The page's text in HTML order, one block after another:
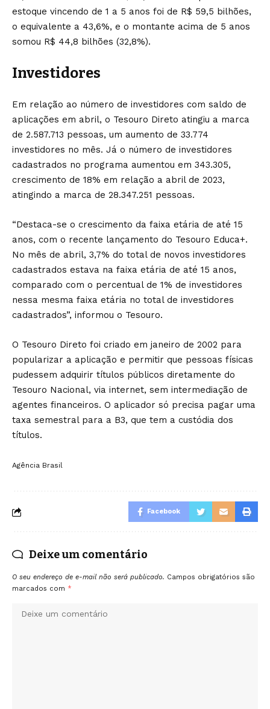
estoque vincendo de 1 a 5 anos foi de R$ 59,5 bilhões,
o equivalente a 43,6%, e o montante acima de 5 anos
somou R$ 44,8 bilhões (32,8%).
Investidores
Em relação ao número de investidores com saldo de
aplicações em abril, o Tesouro Direto atingiu a marca
de 2.587.713 pessoas, um aumento de 33.774
investidores no mês. Já o número de investidores
cadastrados no programa aumentou em 343.305,
crescimento de 18% em relação a abril de 2023,
atingindo a marca de 28.347.251 pessoas.
“Destaca-se o crescimento da faixa etária de até 15
anos, com o recente lançamento do Tesouro Educa+.
No mês de abril, 3,7% do total de novos investidores
cadastrados estava na faixa etária de até 15 anos,
comparado com o percentual de 1% de investidores
nessa mesma faixa etária no total de investidores
cadastrados”, informou o Tesouro.
O Tesouro Direto foi criado em janeiro de 2002 para
popularizar a aplicação e permitir que pessoas físicas
pudessem adquirir títulos públicos diretamente do
Tesouro Nacional, via internet, sem intermediação de
agentes financeiros. O aplicador só precisa pagar uma
taxa semestral para a B3, que tem a custódia dos
títulos.
Agência Brasil
Facebook
Deixe um comentário
O seu endereço de e-mail não será publicado. Campos obrigatórios são
marcados com *